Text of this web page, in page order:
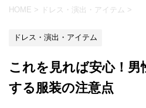
HOME > ドレス・演出・アイテム >
ドレス・演出・アイテム
これを見れば安心！男
する服装の注意点